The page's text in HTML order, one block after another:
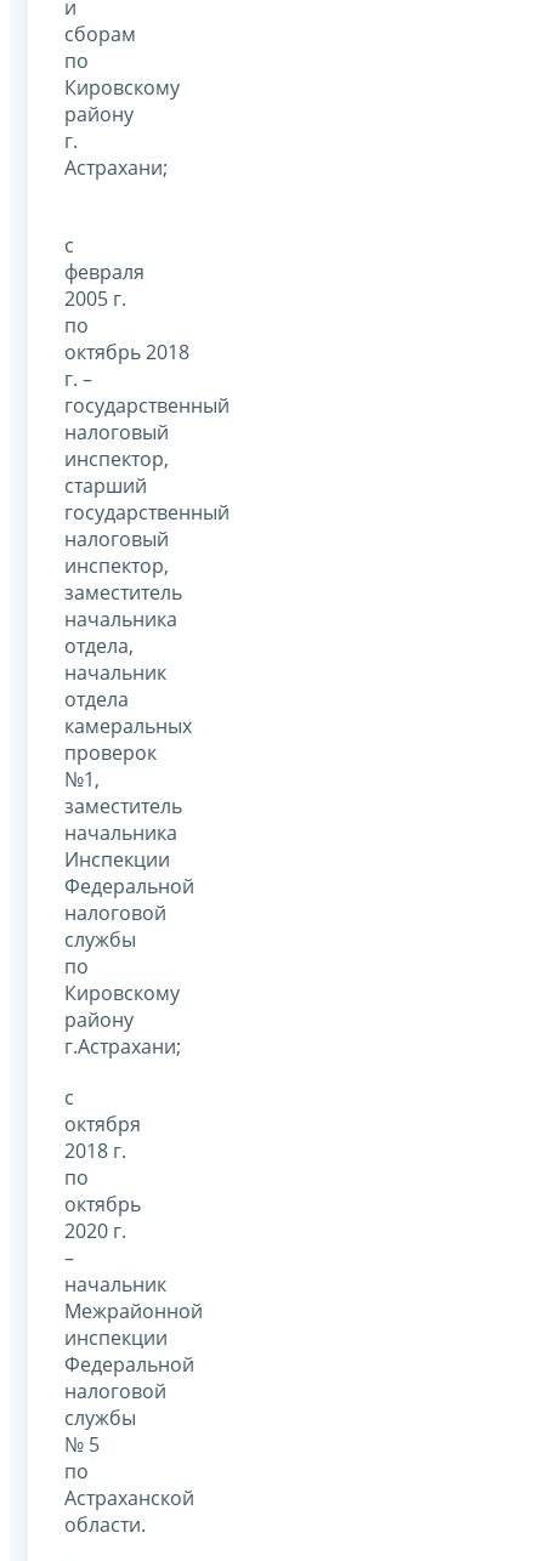
и
сборам
по
Кировскому
району
г.
Астрахани;
с
февраля
2005 г.
по
октябрь 2018
г. –
государственный
налоговый
инспектор,
старший
государственный
налоговый
инспектор,
заместитель
начальника
отдела,
начальник
отдела
камеральных
проверок
№1,
заместитель
начальника
Инспекции
Федеральной
налоговой
службы
по
Кировскому
району
г.Астрахани;
с
октября
2018 г.
по
октябрь
2020 г.
–
начальник
Межрайонной
инспекции
Федеральной
налоговой
службы
№ 5
по
Астраханской
области.